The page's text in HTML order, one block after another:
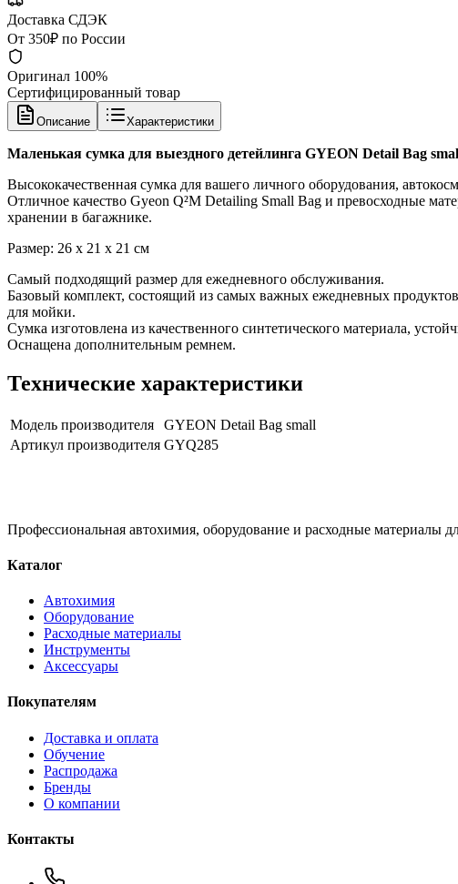
Доставка СДЭК
От 350₽ по России
Оригинал 100%
Сертифицированный товар
Описание Характеристики
Маленькая сумка для выездного детейлинга GYEON Detail Bag
Высококачественная сумка для вашего личного оборудования,
Отличное качество Gyeon Q²M Detailing Small Bag и превосходные
хранении в багажнике.
Размер: 26 x 21 x 21 см
Самый подходящий размер для ежедневного обслуживания.
Базовый комплект, состоящий из самых важных ежедневных
для мойки.
Сумка изготовлена ​​из качественного синтетического материала,
Оснащена дополнительным ремнем.
Технические характеристики
Модель производителя
GYEON Detail Bag small
Артикул производителя GYQ285
Профессиональная автохимия, оборудование и расходные материалы
Каталог
Автохимия
Оборудование
Расходные материалы
Инструменты
Аксессуары
Покупателям
Доставка и оплата
Обучение
Распродажа
Бренды
О компании
Контакты